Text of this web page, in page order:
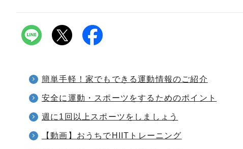
簡単手軽！家でもできる運動情報のご紹介
安全に運動・スポーツをするためのポイント
週に1回以上スポーツをしましょう
【動画】おうちでHIITトレーニング